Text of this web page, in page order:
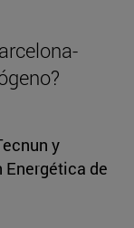
y
Energética de